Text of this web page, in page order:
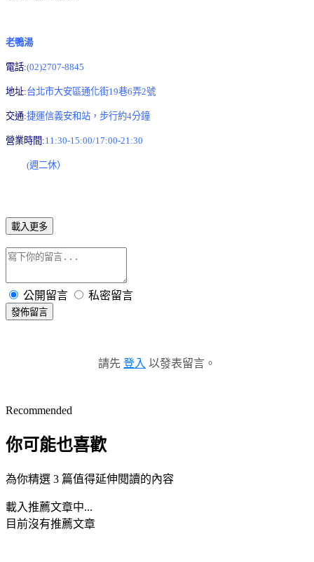
老鴨湯
電話:(02)2707-8845
地址:台北市大安區通化街19巷6弄2號
交通:捷運信義安和站，步行約4分鐘
營業時間:11:30-15:00/17:00-21:30
(週二休）
載入更多
公開留言 私密留言
發佈留言
請先 登入 以發表留言。
Recommended
你可能也喜歡
為你精選 3 篇值得延伸閱讀的內容
載入推薦文章中...
目前沒有推薦文章